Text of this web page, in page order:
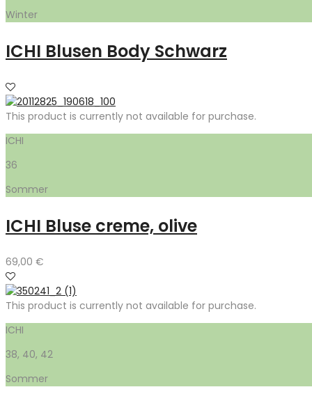
Winter
ICHI Blusen Body Schwarz
This product is currently not available for purchase.
ICHI
36
Sommer
ICHI Bluse creme, olive
69,00 €
This product is currently not available for purchase.
ICHI
38, 40, 42
Sommer